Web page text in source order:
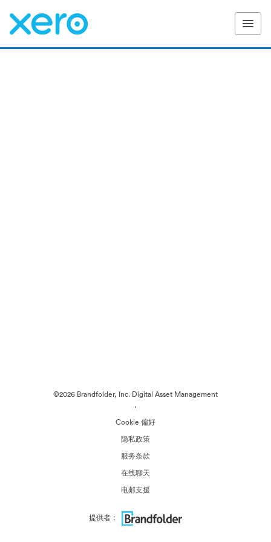
©2026 Brandfolder, Inc. Digital Asset Management
·
Cookie 偏好
隐私政策
服务条款
在线聊天
电邮支援
提供者：